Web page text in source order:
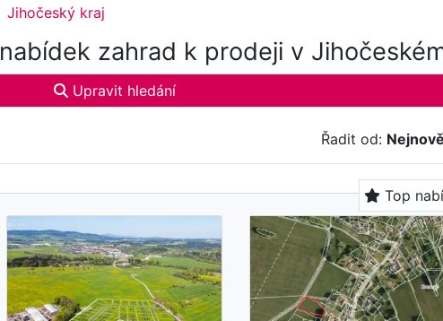
Jihočeský kraj
nabídek zahrad k prodeji v
Upravit hledání
Řadit od:
Top